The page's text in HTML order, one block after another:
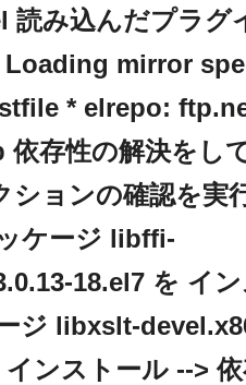
読み込んだプラグ
mirror
* elrepo:
存性の解決をし
ションの確認を実
ケージ libffi-
18.el7 を イ
ジ libxslt-
ンストール -->